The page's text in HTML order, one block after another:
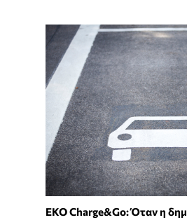
EKO Charge&Go: Όταν η